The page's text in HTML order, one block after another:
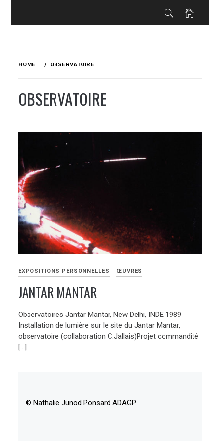
HOME OBSERVATOIRE
OBSERVATOIRE
EXPOSITIONS PERSONNELLES ŒUVRES
JANTAR MANTAR
Observatoires Jantar Mantar, New Delhi, INDE 1989
Installation de lumière sur le site du Jantar Mantar,
observatoire (collaboration C.Jallais)Projet commandité
[…]
© Nathalie Junod Ponsard ADAGP